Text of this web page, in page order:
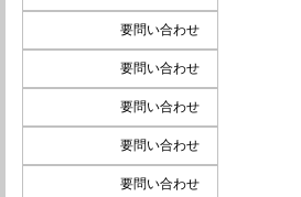
要問い合わせ
要問い合わせ
要問い合わせ
要問い合わせ
要問い合わせ